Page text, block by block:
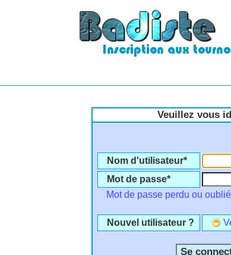
Veuillez vous
Nom d'utilisateur*
Mot de passe*
Mot de passe perdu ou
Nouvel utilisateur ?